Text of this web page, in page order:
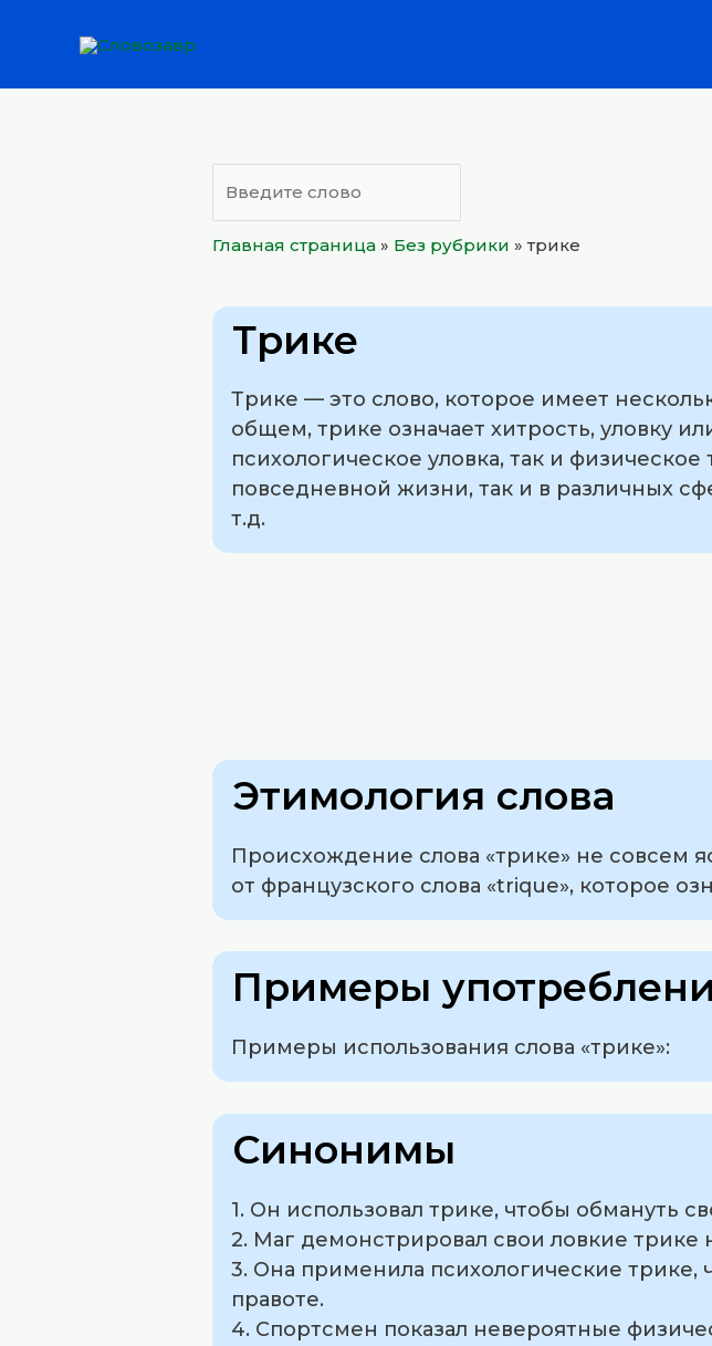
Главная страница » Без рубрики »трике
Трике
Трике — это слово, которое имеет
общем, трике означает хитрость, уловку
психологическое уловка, так и
повседневной жизни, так и в различных
т.д.
Этимология слова
Происхождение слова «трике» не совсем
от французского слова «trique», которое
Примеры
Примеры использования слова «трике»:
Синонимы
1. Он использовал трике, чтобы обмануть
2. Маг демонстрировал свои ловкие
3. Она применила психологические трике,
правоте.
4. Спортсмен показал невероятные